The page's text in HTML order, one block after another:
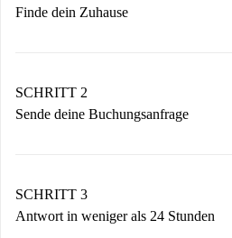
Finde dein Zuhause
Du erhältst alle notwendigen
SCHRITT 2
Sende deine Buchungsanfrage
Denk daran, dass wir dich erst
Vermieter zustimmt.
SCHRITT 3
Antwort in weniger als 24 Stunden